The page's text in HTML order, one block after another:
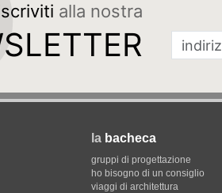
alla nostra
la bacheca
gruppi di progettazione
ho bisogno di un consiglio
viaggi di architettura